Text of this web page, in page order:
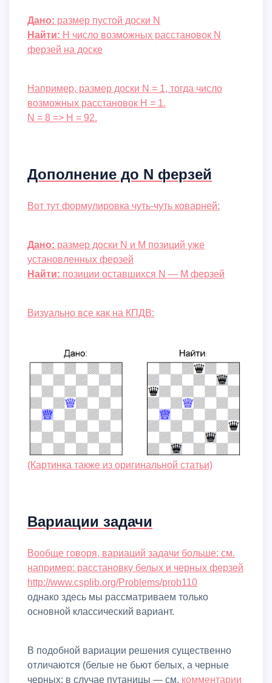
Дано: размер пустой доски N
Найти: H число возможных расстановок N
ферзей на доске
Например, размер доски N = 1, тогда число
возможных расстановок H = 1.
N = 8 => H = 92.
Дополнение до N ферзей
Вот тут формулировка чуть-чуть коварней:
Дано: размер доски N и M позиций уже
установленных ферзей
Найти: позиции оставшихся N — M ферзей
Визуально все как на КПДВ:
(картинка также из оригинальной статьи)
Вариации задачи
Вообще говоря, вариаций задачи больше: см.
например: расстановку белых и черных ферзей
http://www.csplib.org/Problems/prob110
однако здесь мы рассматриваем только
основной классический вариант.
В подобной вариации решения существенно
отличаются (белые не бьют белых, а черные
черных: в случае путаницы — см. комментарии